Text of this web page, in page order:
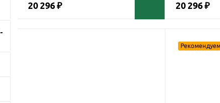
20 296 ₽ 20 296 ₽